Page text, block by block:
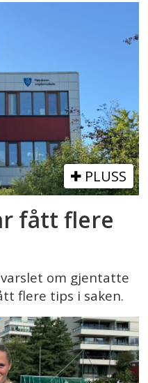
PLUSS
fått flere
om gjentatte
flere tips i saken.